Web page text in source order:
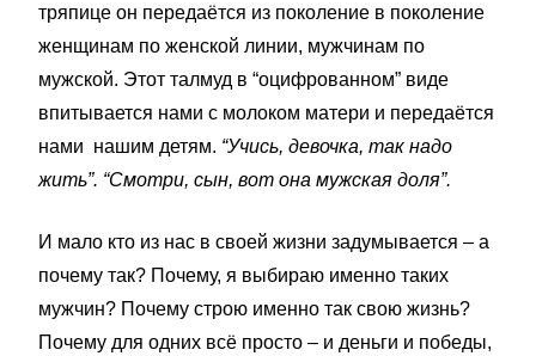
тряпице он передаётся из поколение в поколение
женщинам по женской линии, мужчинам по
мужской. Этот талмуд в “оцифрованном” виде
впитывается нами с молоком матери и передаётся
нами нашим детям. “Учись, девочка, так надо
жить”. “Смотри, сын, вот она мужская доля”.
И мало кто из нас в своей жизни задумывается – а
почему так? Почему, я выбираю именно таких
мужчин? Почему строю именно так свою жизнь?
Почему для одних всё просто – и деньги и победы,